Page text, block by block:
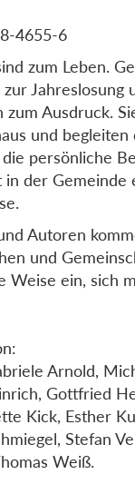
4655-6
zum Leben.
Jahreslosung
Ausdruck.
und begleiten
persönliche
der Gemeinde
Autoren
und
Weise ein, sich
Arnold,
Gottfried
Kick, Esther
Stefan
Weiß.